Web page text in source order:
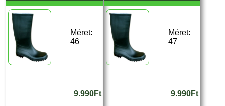
Méret:
46
9.990Ft
Méret:
47
9.990Ft